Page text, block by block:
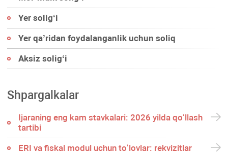
Yer soligʻi
Yer qa’ridan foydalanganlik uchun soliq
Aksiz soligʻi
Shpargalkalar
Ijaraning eng kam stavkalari: 2026 yilda qoʻllash
tartibi
ERI va fiskal modul uchun toʻlovlar: rekvizitlar